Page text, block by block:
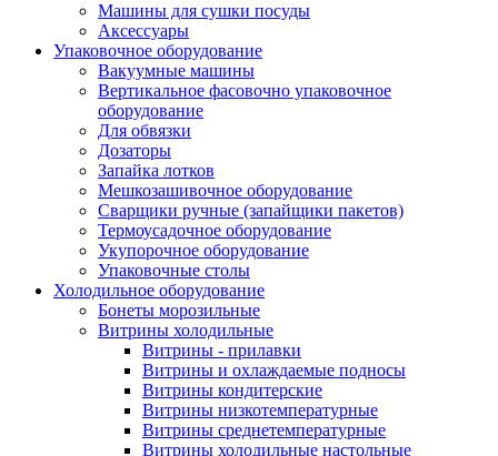
Машины для сушки посуды
Аксессуары
Упаковочное оборудование
Вакуумные машины
Вертикальное фасовочно упаковочное
оборудование
Для обвязки
Дозаторы
Запайка лотков
Мешкозашивочное оборудование
Сварщики ручные (запайщики пакетов)
Термоусадочное оборудование
Укупорочное оборудование
Упаковочные столы
Холодильное оборудование
Бонеты морозильные
Витрины холодильные
Витрины - прилавки
Витрины и охлаждаемые подносы
Витрины кондитерские
Витрины низкотемпературные
Витрины среднетемпературные
Витрины холодильные настольные